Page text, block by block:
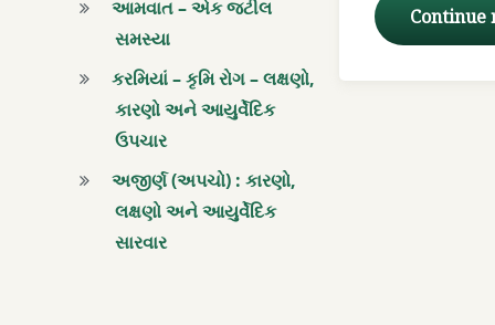
Continue
આમવાત – એક જટીલ
સમસ્યા
કરમિયાં – કૃમિ રોગ – લક્ષણો,
કારણો અને આયુર્વેદિક
ઉપચાર
અજીર્ણ (અપચો) : કારણો,
લક્ષણો અને આયુર્વેદિક
સારવાર